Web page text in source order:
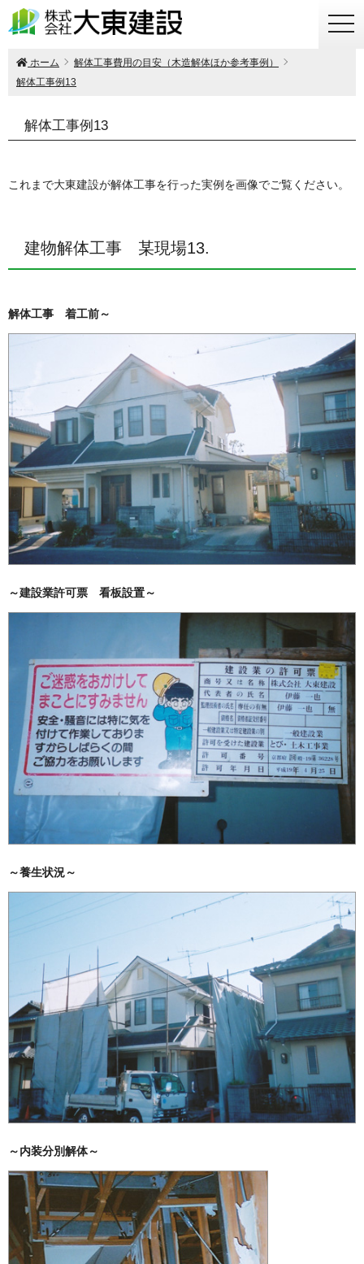
ホーム
解体工事費用の目安（木造解体ほか参考事例）
解体工事例13
解体工事例13
これまで大東建設が解体工事を行った実例を画像でご覧ください。
建物解体工事 某現場13.
解体工事 着工前～
～建設業許可票 看板設置～
～養生状況～
～内装分別解体～